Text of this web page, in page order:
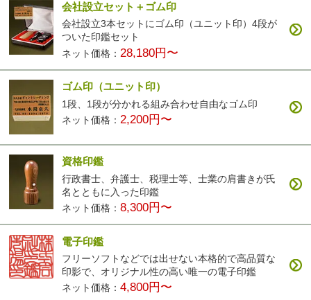
会社設立セット＋ゴム印
会社設立3本セットにゴム印（ユニット印）4段が
ついた印鑑セット
ネット価格： 28,180円〜
ゴム印（ユニット印）
1段、1段が分かれる組み合わせ自由なゴム印
ネット価格： 2,200円〜
資格印鑑
行政書士、弁護士、税理士等、士業の肩書きが氏
名とともに入った印鑑
ネット価格：8,300円〜
電子印鑑
フリーソフトなどでは出せない本格的で高品質な
印影で、オリジナル性の高い唯一の電子印鑑
ネット価格：4,800円〜